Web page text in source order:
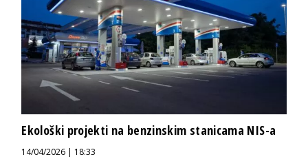
Ekološki projekti na benzinskim stanicama NIS-a
14/04/2026 | 18:33